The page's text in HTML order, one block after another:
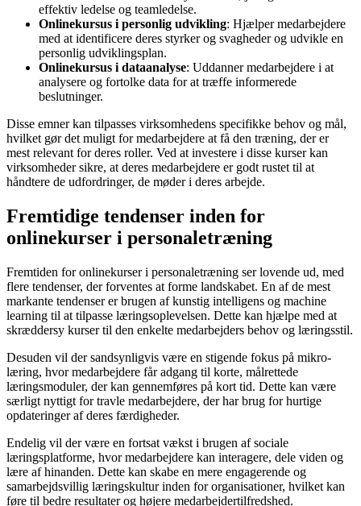
effektiv ledelse og teamledelse.
Onlinekursus i personlig udvikling: Hjælper medarbejdere
med at identificere deres styrker og svagheder og udvikle en
personlig udviklingsplan.
Onlinekursus i dataanalyse: Uddanner medarbejdere i at
analysere og fortolke data for at træffe informerede
beslutninger.
Disse emner kan tilpasses virksomhedens specifikke behov og mål,
hvilket gør det muligt for medarbejdere at få den træning, der er
mest relevant for deres roller. Ved at investere i disse kurser kan
virksomheder sikre, at deres medarbejdere er godt rustet til at
håndtere de udfordringer, de møder i deres arbejde.
Fremtidige tendenser inden for
onlinekurser i personaletræning
Fremtiden for onlinekurser i personaletræning ser lovende ud, med
flere tendenser, der forventes at forme landskabet. En af de mest
markante tendenser er brugen af kunstig intelligens og machine
learning til at tilpasse læringsoplevelsen. Dette kan hjælpe med at
skræddersy kurser til den enkelte medarbejders behov og læringsstil.
Desuden vil der sandsynligvis være en stigende fokus på mikro-
læring, hvor medarbejdere får adgang til korte, målrettede
læringsmoduler, der kan gennemføres på kort tid. Dette kan være
særligt nyttigt for travle medarbejdere, der har brug for hurtige
opdateringer af deres færdigheder.
Endelig vil der være en fortsat vækst i brugen af sociale
læringsplatforme, hvor medarbejdere kan interagere, dele viden og
lære af hinanden. Dette kan skabe en mere engagerende og
samarbejdsvillig læringskultur inden for organisationer, hvilket kan
føre til bedre resultater og højere medarbejdertilfredshed.